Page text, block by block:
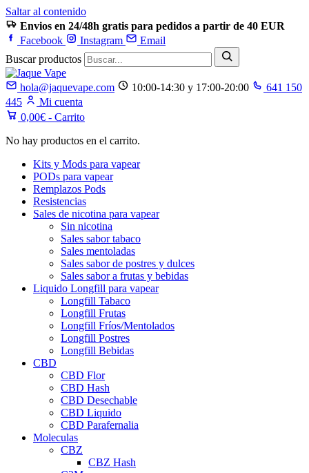
Saltar al contenido
Envios en 24/48h gratis para pedidos a partir de 40 EUR
Facebook
Instagram
Email
Buscar productos
hola@jaquevape.com 10:00-14:30 y 17:00-20:00
641 150
445
Mi cuenta
0,00€ - Carrito
No hay productos en el carrito.
Kits y Mods para vapear
PODs para vapear
Remplazos Pods
Resistencias
Sales de nicotina para vapear
Sin nicotina
Sales sabor tabaco
Sales mentoladas
Sales sabor de postres y dulces
Sales sabor a frutas y bebidas
Liquido Longfill para vapear
Longfill Tabaco
Longfill Frutas
Longfill Fríos/Mentolados
Longfill Postres
Longfill Bebidas
CBD
CBD Flor
CBD Hash
CBD Desechable
CBD Liquido
CBD Parafernalia
Moleculas
CBZ
CBZ Hash